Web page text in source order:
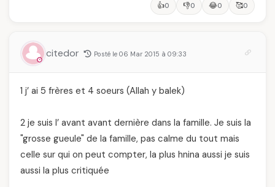
👍0 👎0 😂0 🥰0
citedor Posté le 06 Mar 2015 à 09:33
1 j’ ai 5 frères et 4 soeurs (Allah y balek)
2 je suis l’ avant avant dernière dans la famille. Je suis la
"grosse gueule" de la famille, pas calme du tout mais
celle sur qui on peut compter, la plus hnina aussi je suis
aussi la plus critiquée